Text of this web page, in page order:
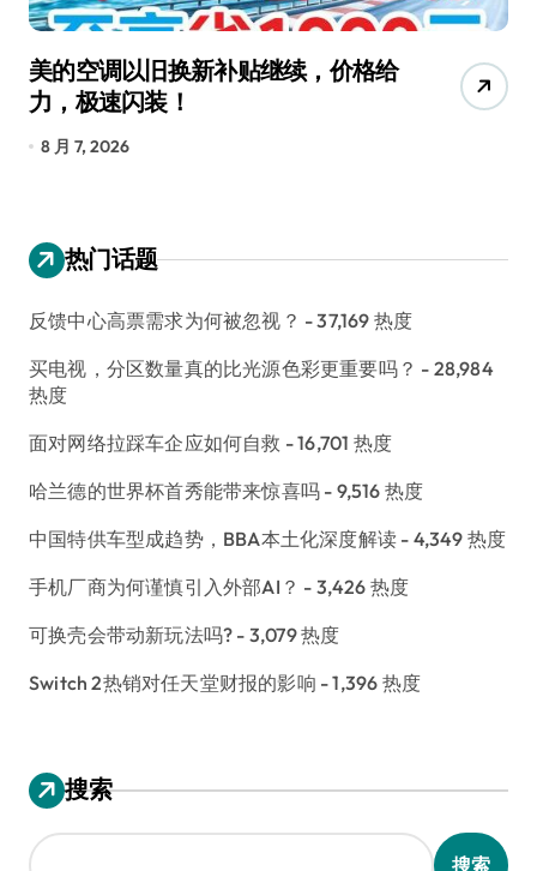
美的空调以旧换新补贴继续，价格给
力，极速闪装！
8 月 7, 2026
热门话题
反馈中心高票需求为何被忽视？ - 37,169 热度
买电视，分区数量真的比光源色彩更重要吗？ - 28,984
热度
面对网络拉踩车企应如何自救 - 16,701 热度
哈兰德的世界杯首秀能带来惊喜吗 - 9,516 热度
中国特供车型成趋势，BBA本土化深度解读 - 4,349 热度
手机厂商为何谨慎引入外部AI？ - 3,426 热度
可换壳会带动新玩法吗? - 3,079 热度
Switch 2热销对任天堂财报的影响 - 1,396 热度
搜索
搜索